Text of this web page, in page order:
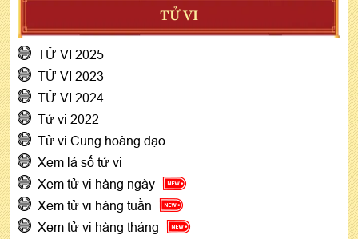
TỬ VI
TỬ VI 2025
TỬ VI 2023
TỬ VI 2024
Tử vi 2022
Tử vi Cung hoàng đạo
Xem lá số tử vi
Xem tử vi hàng ngày
Xem tử vi hàng tuần
Xem tử vi hàng tháng